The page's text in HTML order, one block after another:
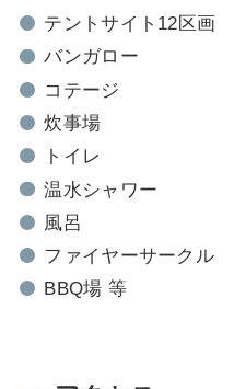
テントサイト12区画
バンガロー
コテージ
炊事場
トイレ
温水シャワー
風呂
ファイヤーサークル
BBQ場 等